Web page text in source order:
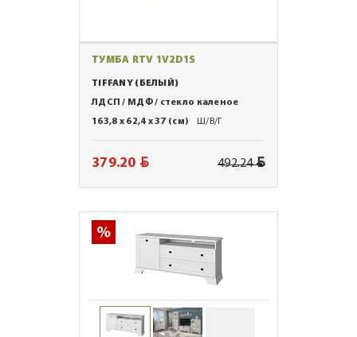
ТУМБА RTV 1V2D1S
TIFFANY (БЕЛЫЙ)
ЛДСП / МДФ / стекло каленое
163,8 x 62,4 x 37 (см)
Ш/В/Г
379.20 BYN 492.24BYN